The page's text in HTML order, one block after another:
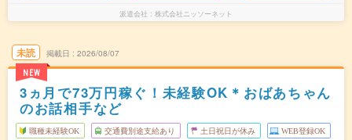
派遣会社 株式会社ニッソーネット
未読
NEW
掲載日 2026/08/07
3ヵ月で73万円稼ぐ！未経験OK＊おばあちゃん
のお話相手など
職種未経験OK 交通費別途支給あり 土日祝日が休み WEB登録OK